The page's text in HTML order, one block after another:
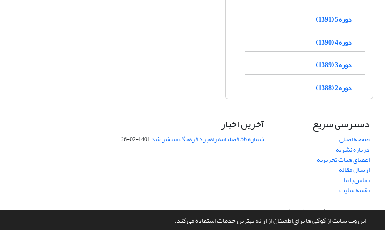
این وب سایت از کوکی ها برای اطمینان از ارائه بهترین خدمات استفاده می کند.
دوره 5 (1391)
دوره 4 (1390)
دوره 3 (1389)
دوره 2 (1388)
دسترسی سریع
صفحه اصلی
درباره نشریه
اعضای هیات تحریریه
ارسال مقاله
تماس با ما
نقشه سایت
آخرین اخبار
شماره 56 فصلنامه راهبرد فرهنگ منتشر شد 1401-02-26
سامانه مدیریت نشریات علمی.طراحی و پیاده سازی ازسیناوب